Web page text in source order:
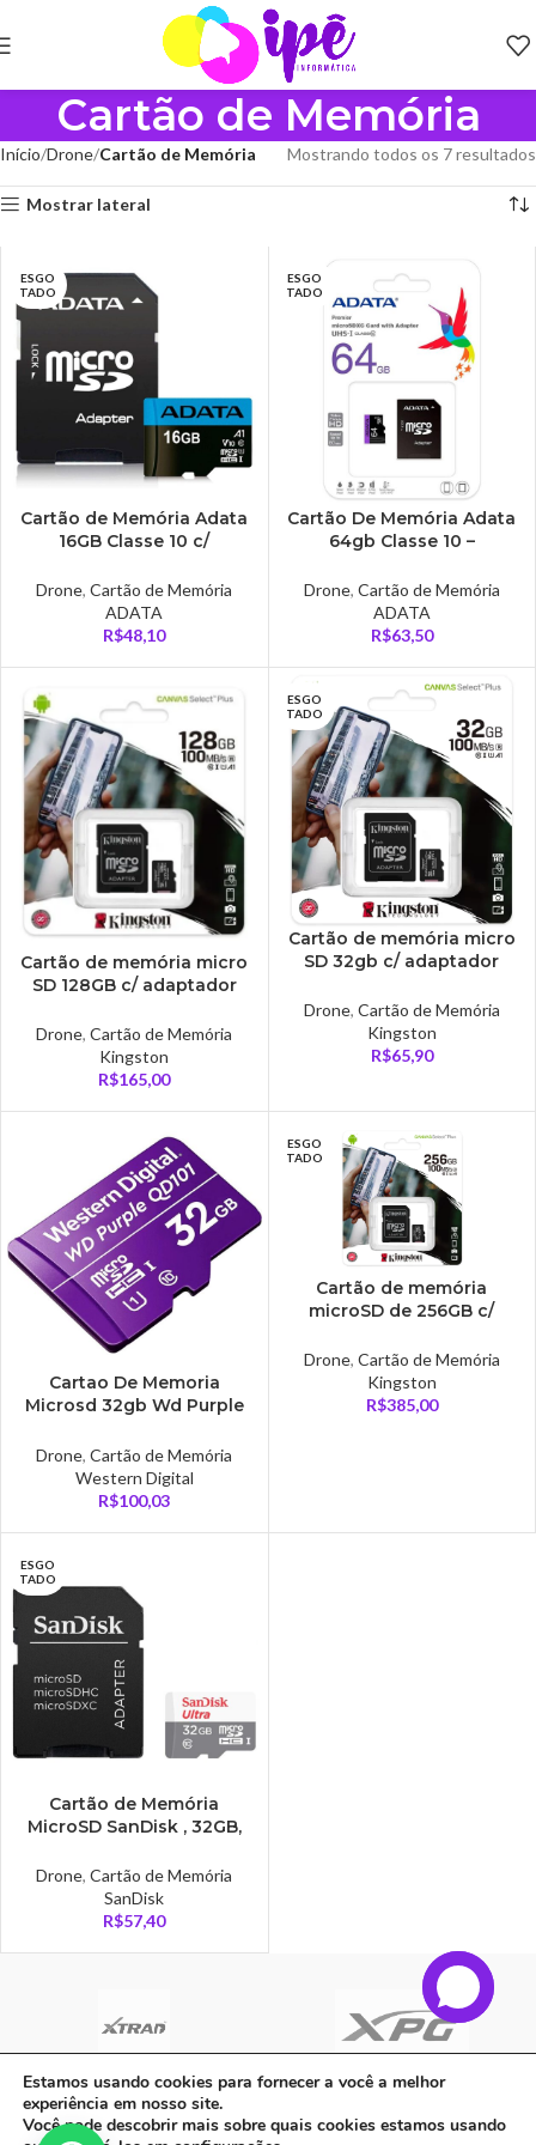
Cartão de Memória
Início Drone Cartão de Memória Mostrando todos os 7 resultados
Mostrar lateral
ESGO
TADO
Cartão de Memória Adata
16GB Classe 10 c/
AUSDH16GUICL10A1-R
Drone,Cartão de Memória
ADATA
R$48,10
ESGO
TADO
Cartão De Memória Adata
64gb Classe 10 –
Drone, Cartão de Memória
ADATA
R$63,50
Cartão de memória micro
SD 128GB c/ adaptador
Drone,Cartão de Memória
Kingston
R$165,00
ESGO
TADO
Cartão de memória micro
SD 32gb c/ adaptador
Drone, Cartão de Memória
Kingston
R$65,90
Cartao De Memoria
Microsd 32gb Wd Purple
Drone,Cartão de Memória
Western Digital
R$100,03
ESGO
TADO
Cartão de memória
microSD de 256GB c/
SDCS2/256GB
Drone, Cartão de Memória
Kingston
R$385,00
ESGO
TADO
Cartão de Memória
MicroSD SanDisk , 32GB,
SDSQUNR-032G-GN3MA
Drone,Cartão de Memória
SanDisk
R$57,40
C A Informatica Ltda | CNPJ: 33.482.008/0001-90 | Avenida Dos Ipês,
QD31 LT23, Bairro Cidade Jardim, CEP: 68.515-000 - | PARAUAPEBAS-
Estamos usando cookies para fornecer a você a melhor
experiência em nosso site.
Você pode descobrir mais sobre quais cookies estamos usando